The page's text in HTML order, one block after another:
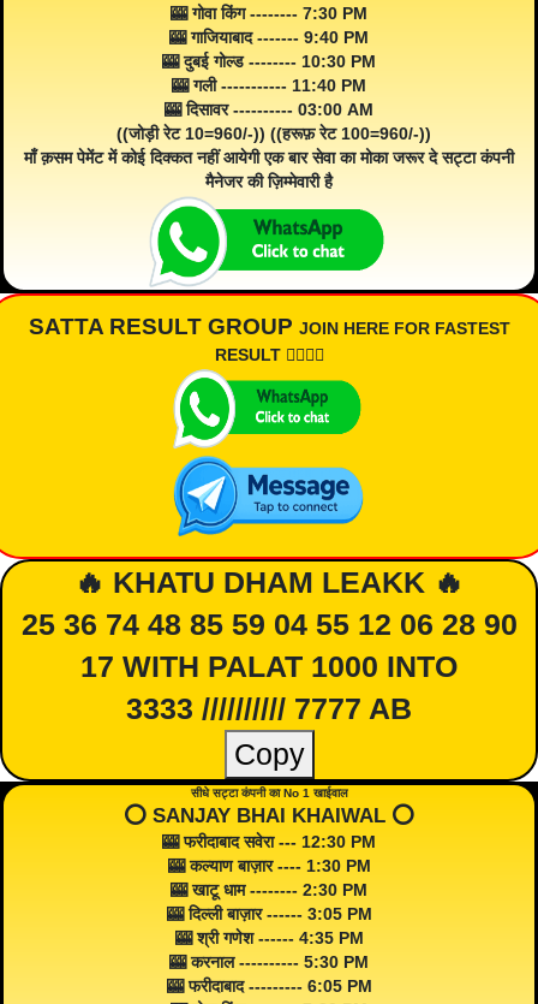
🎰 गोवा किंग -------- 7:30 PM
🎰 गाजियाबाद ------- 9:40 PM
🎰 दुबई गोल्ड -------- 10:30 PM
🎰 गली ----------- 11:40 PM
🎰 दिसावर ---------- 03:00 AM
((जोड़ी रेट 10=960/-)) ((हरूफ़ रेट 100=960/-))
माँ क़सम पेमेंट में कोई दिक्कत नहीं आयेगी एक बार सेवा का मोका जरूर दे सट्टा कंपनी
मैनेजर की ज़िम्मेवारी है
SATTA RESULT GROUP JOIN HERE FOR FASTEST
RESULT 👇🏾👇🏾
🔥 KHATU DHAM LEAKK 🔥
25 36 74 48 85 59 04 55 12 06 28 90
17 WITH PALAT 1000 INTO
3333 ////////// 7777 AB
Copy
सीधे सट्टा कंपनी का No 1 खाईवाल
⭕️ SANJAY BHAI KHAIWAL ⭕️
🎰 फरीदाबाद सवेरा --- 12:30 PM
🎰 कल्याण बाज़ार ---- 1:30 PM
🎰 खाटू धाम -------- 2:30 PM
🎰 दिल्ली बाज़ार ------ 3:05 PM
🎰 श्री गणेश ------ 4:35 PM
🎰 करनाल ---------- 5:30 PM
🎰 फरीदाबाद --------- 6:05 PM